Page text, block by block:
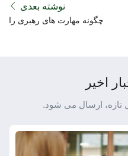
نوشته بعدی
چگونه مهارت های رهبری را
اخیر
تازه، ارسال می شود.